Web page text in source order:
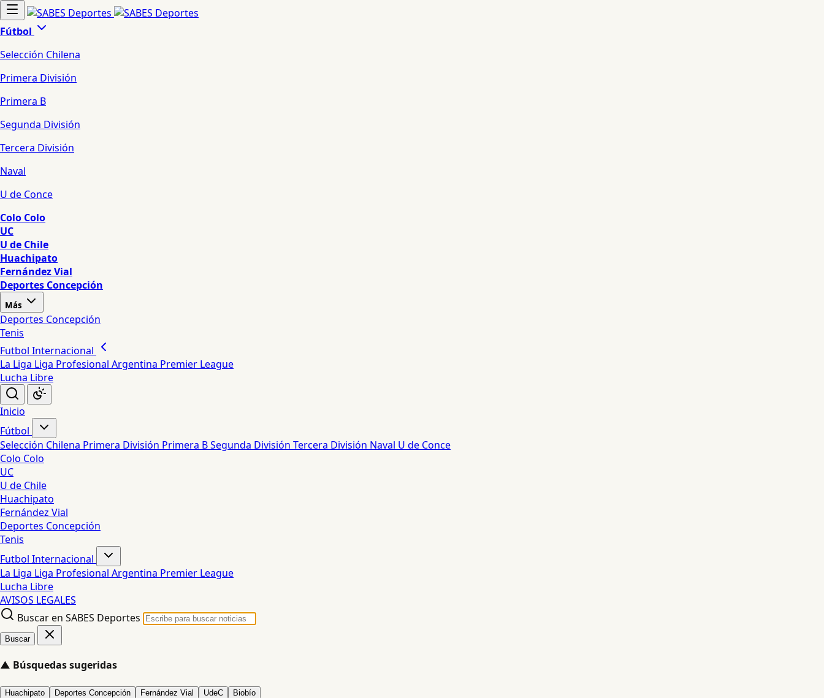
Fútbol
Selección Chilena
Primera División
Primera B
Segunda División
Tercera División
Naval
U de Conce
Colo Colo
UC
U de Chile
Huachipato
Fernández Vial
Deportes Concepción
Más
Deportes Concepción
Tenis
Futbol Internacional
La Liga Liga Profesional Argentina Premier League
Lucha Libre
Inicio
Fútbol
Selección Chilena Primera División Primera BSegunda División Tercera División Naval U de Conce
Colo Colo
UC
U de Chile
Huachipato
Fernández Vial
Deportes Concepción
Tenis
Futbol Internacional
La Liga Liga Profesional Argentina Premier League
Lucha Libre
AVISOS LEGALES
Buscar en SABES Deportes
Buscar
▲ Búsquedas sugeridas
Huachipato Deportes Concepción Fernández Vial UdeC Biobío